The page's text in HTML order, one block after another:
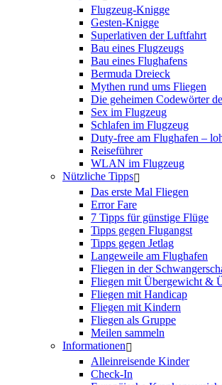
Flugzeug-Knigge
Gesten-Knigge
Superlativen der Luftfahrt
Bau eines Flugzeugs
Bau eines Flughafens
Bermuda Dreieck
Mythen rund ums Fliegen
Die geheimen Codewörter
Sex im Flugzeug
Schlafen im Flugzeug
Duty-free am Flughafen –
Reiseführer
WLAN im Flugzeug
Nützliche Tipps
Das erste Mal Fliegen
Error Fare
7 Tipps für günstige Flüge
Tipps gegen Flugangst
Tipps gegen Jetlag
Langeweile am Flughafen
Fliegen in der
Fliegen mit Übergewicht &
Fliegen mit Handicap
Fliegen mit Kindern
Fliegen als Gruppe
Meilen sammeln
Informationen
Alleinreisende Kinder
Check-In